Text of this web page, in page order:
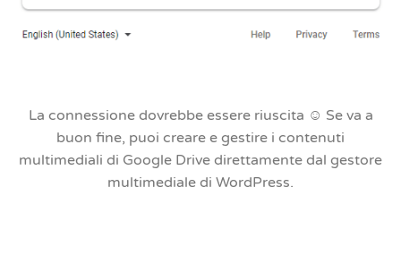
La connessione dovrebbe essere riuscita ☺ Se va a
buon fine, puoi creare e gestire i contenuti
multimediali di Google Drive direttamente dal gestore
multimediale di WordPress.